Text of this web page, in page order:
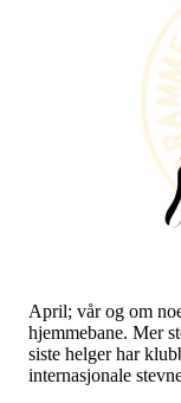
April; vår og om
hjemmebane. Mer
siste helger har
internasjonale